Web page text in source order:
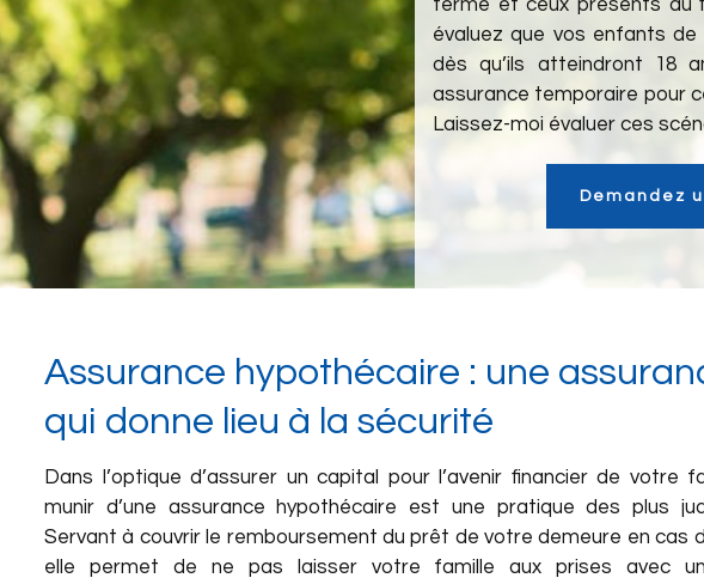
terme et ceux présents au
évaluez que vos enfants
dès qu’ils atteindront 18
assurance temporaire pour
Laissez-moi évaluer ces
Demandez
Assurance hypothécaire : une
qui donne lieu à la sécurité
Dans l’optique d’assurer un capital pour l’avenir financier de votre
munir d’une assurance hypothécaire est une pratique des plus
Servant à couvrir le remboursement du prêt de votre demeure en cas
elle permet de ne pas laisser votre famille aux prises avec